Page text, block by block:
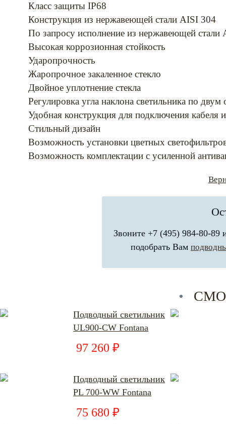
Класс защиты IP68
Конструкция из нержавеющей стали AISI 304
По запросу исполнение из нержавеющей стали
Высокая коррозионная стойкость
Ударопрочность
Жаропрочное закаленное стекло
Двойное уплотнение стекла
Регулировка угла наклона светильника по двум
Удобная конструкция для подключения кабеля
Стильный дизайн
Возможность установки цветных
Возможность комплектации с усиленной
Звоните +7 (495) 984-80-89
подобрать Вам
Подводный светильник
UL900-CW Fontana
97 260 ₽
Подводный светильник
PL 700-WW Fontana
75 680 ₽